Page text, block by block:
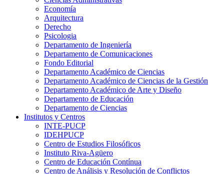
Economía
Arquitectura
Derecho
Psicologia
Departamento de Ingeniería
Departamento de Comunicaciones
Fondo Editorial
Departamento Académico de Ciencias
Departamento Académico de Ciencias de la Gestión
Departamento Académico de Arte y Diseño
Departamento de Educación
Departamento de Ciencias
Institutos y Centros
INTE-PUCP
IDEHPUCP
Centro de Estudios Filosóficos
Instituto Riva-Agüero
Centro de Educación Contínua
Centro de Análisis y Resolución de Conflictos